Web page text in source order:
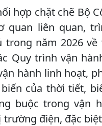
hợp chặt chẽ Bộ
quan liên quan,
trong năm 2026 về
Quy trình vận
hành linh hoạt,
của thời tiết,
buộc trong vận
trường điện, đặc